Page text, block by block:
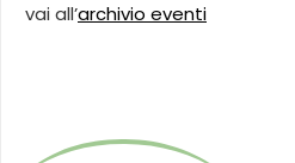
vai all’archivio eventi